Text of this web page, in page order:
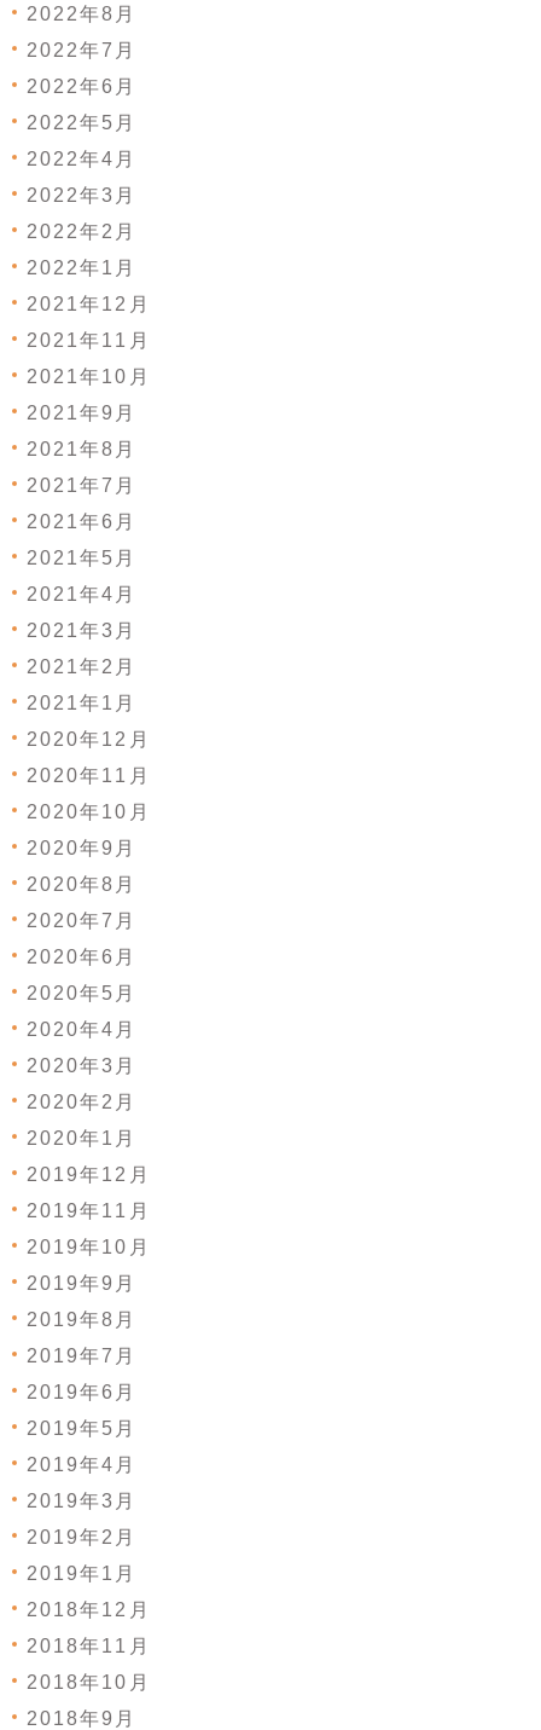
2022年8月
2022年7月
2022年6月
2022年5月
2022年4月
2022年3月
2022年2月
2022年1月
2021年12月
2021年11月
2021年10月
2021年9月
2021年8月
2021年7月
2021年6月
2021年5月
2021年4月
2021年3月
2021年2月
2021年1月
2020年12月
2020年11月
2020年10月
2020年9月
2020年8月
2020年7月
2020年6月
2020年5月
2020年4月
2020年3月
2020年2月
2020年1月
2019年12月
2019年11月
2019年10月
2019年9月
2019年8月
2019年7月
2019年6月
2019年5月
2019年4月
2019年3月
2019年2月
2019年1月
2018年12月
2018年11月
2018年10月
2018年9月